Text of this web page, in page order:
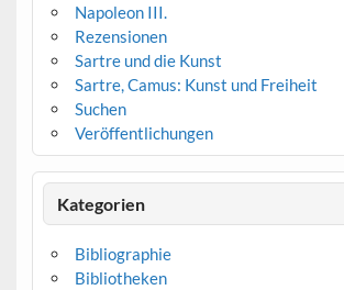
Napoleon III.
Rezensionen
Sartre und die Kunst
Sartre, Camus: Kunst und Freiheit
Suchen
Veröffentlichungen
Kategorien
Bibliographie
Bibliotheken